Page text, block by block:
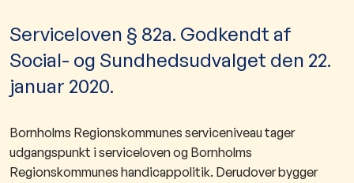
Serviceloven § 82a. Godkendt af
Social- og Sundhedsudvalget den 22.
januar 2020.
Bornholms Regionskommunes serviceniveau tager
udgangspunkt i serviceloven og Bornholms
Regionskommunes handicappolitik. Derudover bygger